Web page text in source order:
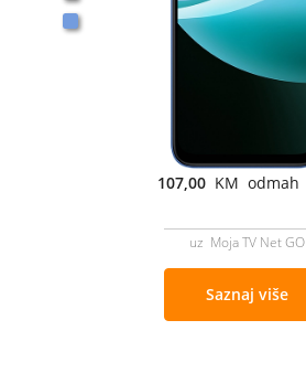
107,00 KM odmah
uz Moja TV Net GO
Saznaj više